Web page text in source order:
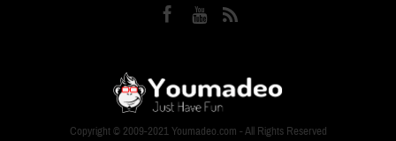
Copyright © 2009-2021 Youmadeo.com - All Rights Reserved